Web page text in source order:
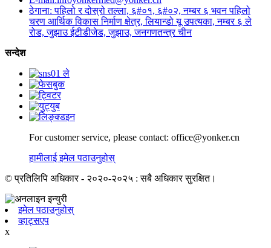
ठेगाना: पहिलो र दोस्रो तल्ला, ६#०१, ६#०२, नम्बर ६ भवन पहिलो
चरण आर्थिक विकास निर्माण क्षेत्र, लियान्डो यू उपत्यका, नम्बर ६ ले
रोड, जुझाउ ईटीडीजेड, जुझाउ, जनगणतन्त्र चीन
सन्देश
For customer service, please contact: office@yonker.cn
हामीलाई इमेल पठाउनुहोस्
© प्रतिलिपि अधिकार - २०२०-२०२५ : सबै अधिकार सुरक्षित।
इमेल पठाउनुहोस्
व्हाट्सएप
x